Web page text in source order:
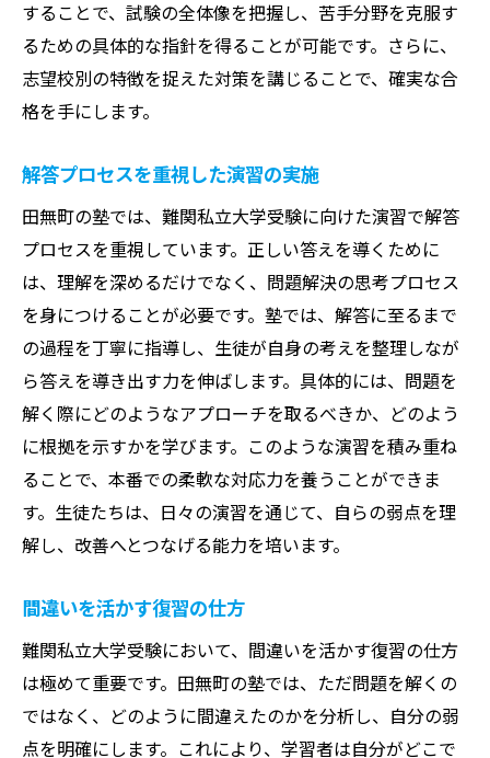
することで、試験の全体像を把握し、苦手分野を克服す
るための具体的な指針を得ることが可能です。さらに、
志望校別の特徴を捉えた対策を講じることで、確実な合
格を手にします。
解答プロセスを重視した演習の実施
田無町の塾では、難関私立大学受験に向けた演習で解答
プロセスを重視しています。正しい答えを導くために
は、理解を深めるだけでなく、問題解決の思考プロセス
を身につけることが必要です。塾では、解答に至るまで
の過程を丁寧に指導し、生徒が自身の考えを整理しなが
ら答えを導き出す力を伸ばします。具体的には、問題を
解く際にどのようなアプローチを取るべきか、どのよう
に根拠を示すかを学びます。このような演習を積み重ね
ることで、本番での柔軟な対応力を養うことができま
す。生徒たちは、日々の演習を通じて、自らの弱点を理
解し、改善へとつなげる能力を培います。
間違いを活かす復習の仕方
難関私立大学受験において、間違いを活かす復習の仕方
は極めて重要です。田無町の塾では、ただ問題を解くの
ではなく、どのように間違えたのかを分析し、自分の弱
点を明確にします。これにより、学習者は自分がどこで